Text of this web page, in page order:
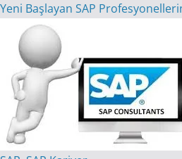
Yeni Başlayan SAP